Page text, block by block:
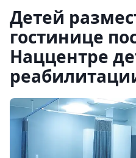
Детей
гостинице
Наццентре